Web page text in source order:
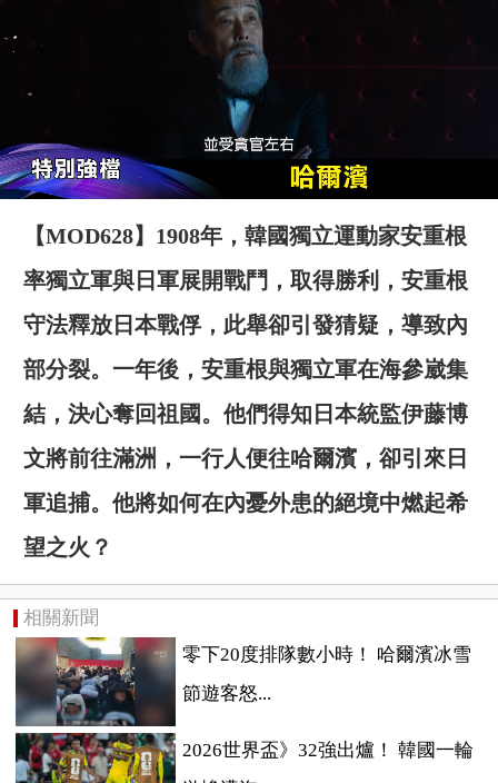
【MOD628】1908年，韓國獨立運動家安重根
率獨立軍與日軍展開戰鬥，取得勝利，安重根
守法釋放日本戰俘，此舉卻引發猜疑，導致內
部分裂。一年後，安重根與獨立軍在海參崴集
結，決心奪回祖國。他們得知日本統監伊藤博
文將前往滿洲，一行人便往哈爾濱，卻引來日
軍追捕。他將如何在內憂外患的絕境中燃起希
望之火？
相關新聞
零下20度排隊數小時！ 哈爾濱冰雪
節遊客怒...
2026世界盃》32強出爐！ 韓國一輪